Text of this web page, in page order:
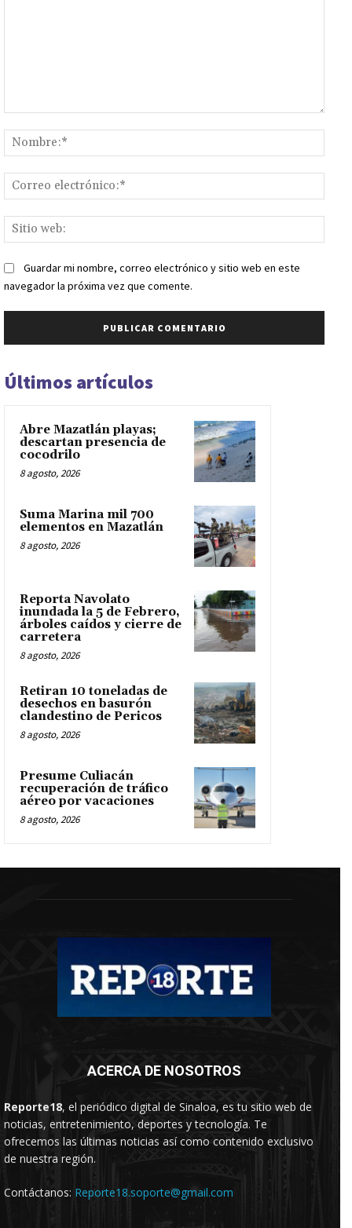
web:
Guardar mi nombre, correo electrónico y sitio web en este
navegador la próxima vez que comente.
Últimos artículos
Abre Mazatlán playas;
descartan presencia de
cocodrilo
8 agosto, 2026
Suma Marina mil 700
elementos en Mazatlán
8 agosto, 2026
Reporta Navolato
inundada la 5 de Febrero,
árboles caídos y cierre de
carretera
8 agosto, 2026
Retiran 10 toneladas de
desechos en basurón
clandestino de Pericos
8 agosto, 2026
Presume Culiacán
recuperación de tráfico
aéreo por vacaciones
8 agosto, 2026
ACERCA DE NOSOTROS
Reporte18, el periódico digital de Sinaloa, es tu sitio web de
noticias, entretenimiento, deportes y tecnología. Te
ofrecemos las últimas noticias así como contenido exclusivo
de nuestra región.
Contáctanos: Reporte18.soporte@gmail.com